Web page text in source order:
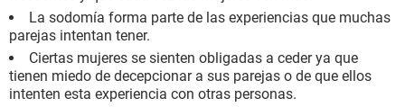
La sodomía forma parte de las experiencias que muchas
parejas intentan tener.
Ciertas mujeres se sienten obligadas a ceder ya que
tienen miedo de decepcionar a sus parejas o de que ellos
intenten esta experiencia con otras personas.